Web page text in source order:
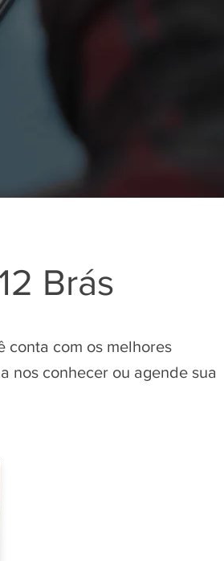
Brás
conta com os melhores
nos conhecer ou agende sua